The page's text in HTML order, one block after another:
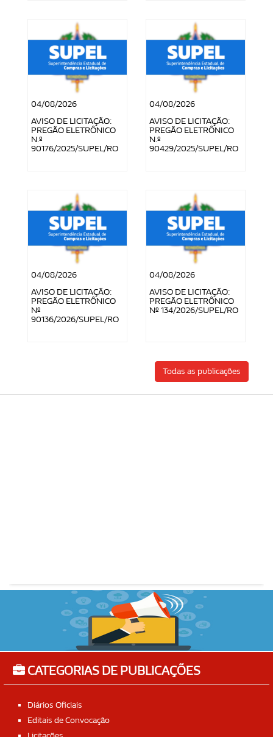
04/08/2026
AVISO DE LICITAÇÃO:
PREGÃO ELETRÔNICO
N.º
90176/2025/SUPEL/RO
04/08/2026
AVISO DE LICITAÇÃO:
PREGÃO ELETRÔNICO
N.º
90429/2025/SUPEL/RO
04/08/2026
AVISO DE LICITAÇÃO:
PREGÃO ELETRÔNICO
Nº
90136/2026/SUPEL/RO
04/08/2026
AVISO DE LICITAÇÃO:
PREGÃO ELETRÔNICO
Nº 134/2026/SUPEL/RO
Todas as publicações
CATEGORIAS DE PUBLICAÇÕES
Diários Oficiais
Editais de Convocação